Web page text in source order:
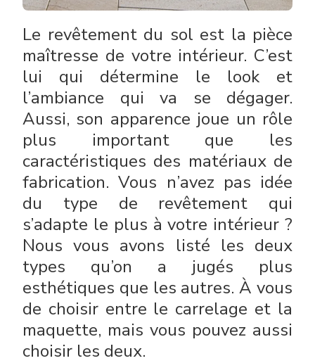
Le revêtement du sol est la pièce
maîtresse de votre intérieur. C’est
lui qui détermine le look et
l’ambiance qui va se dégager.
Aussi, son apparence joue un rôle
plus important que les
caractéristiques des matériaux de
fabrication. Vous n’avez pas idée
du type de revêtement qui
s’adapte le plus à votre intérieur ?
Nous vous avons listé les deux
types qu’on a jugés plus
esthétiques que les autres. À vous
de choisir entre le carrelage et la
maquette, mais vous pouvez aussi
choisir les deux.